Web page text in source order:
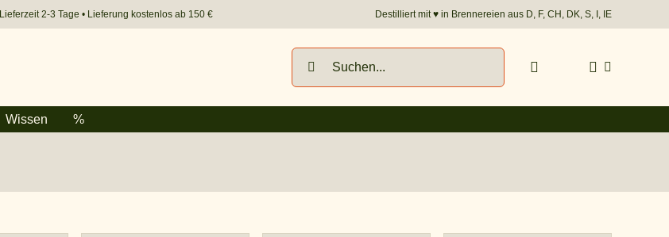
Lieferzeit 2-3 Tage • Lieferung kostenlos ab 150 € Destilliert mit♥︎ in Brennereien aus D, F, CH, DK, S, I, IE
Suche
nach:
Wissen %